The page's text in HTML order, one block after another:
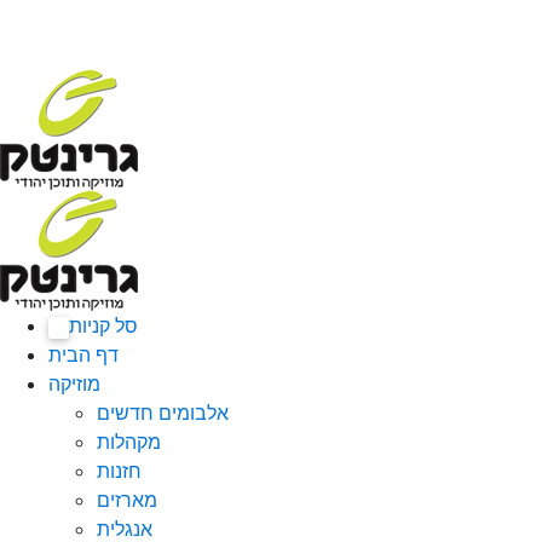
סל קניות
דף הבית
מוזיקה
אלבומים חדשים
מקהלות
חזנות
מארזים
אנגלית